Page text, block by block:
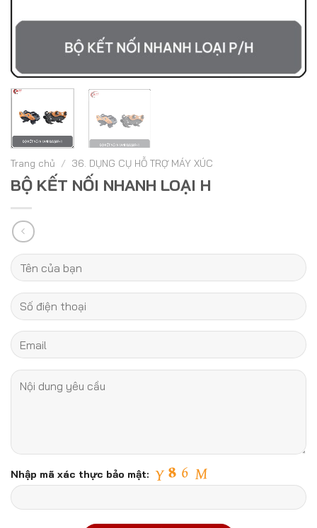
Trang chủ / 36. DỤNG CỤ HỖ TRỢ MÁY XÚC
BỘ KẾT NỐI NHANH LOẠI H
Nhập mã xác thực bảo mật: